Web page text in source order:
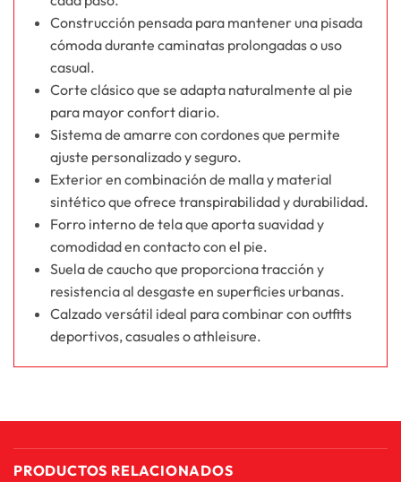
Construcción pensada para mantener una pisada
cómoda durante caminatas prolongadas o uso
casual.
Corte clásico que se adapta naturalmente al pie
para mayor confort diario.
Sistema de amarre con cordones que permite
ajuste personalizado y seguro.
Exterior en combinación de malla y material
sintético que ofrece transpirabilidad y durabilidad.
Forro interno de tela que aporta suavidad y
comodidad en contacto con el pie.
Suela de caucho que proporciona tracción y
resistencia al desgaste en superficies urbanas.
Calzado versátil ideal para combinar con outfits
deportivos, casuales o athleisure.
PRODUCTOS RELACIONADOS